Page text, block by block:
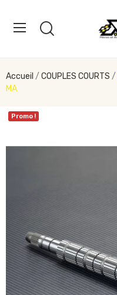
Accueil COUPLES COURTS
MA
Promo !